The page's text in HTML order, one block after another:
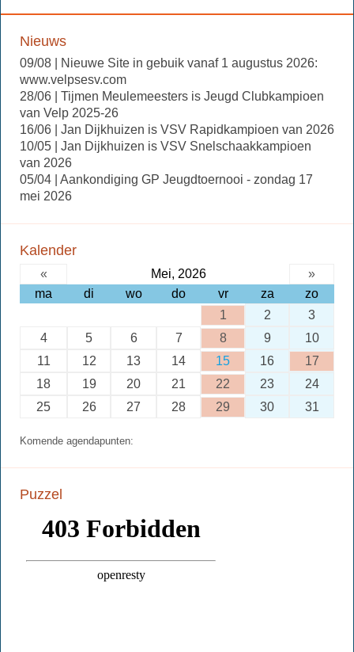
Nieuws
09/08 | Nieuwe Site in gebuik vanaf 1 augustus 2026:
www.velpsesv.com
28/06 | Tijmen Meulemeesters is Jeugd Clubkampioen
van Velp 2025-26
16/06 | Jan Dijkhuizen is VSV Rapidkampioen van 2026
10/05 | Jan Dijkhuizen is VSV Snelschaakkampioen
van 2026
05/04 | Aankondiging GP Jeugdtoernooi - zondag 17
mei 2026
Kalender
« Mei, 2026
»
ma
di wo do vr za
zo
1
2
3
4
5 6 7 8 9
10
11
12 13 14 15 16
17
18
19 20 21 22 23
24
25
26 27 28 29 30 31
Komende agendapunten:
Puzzel